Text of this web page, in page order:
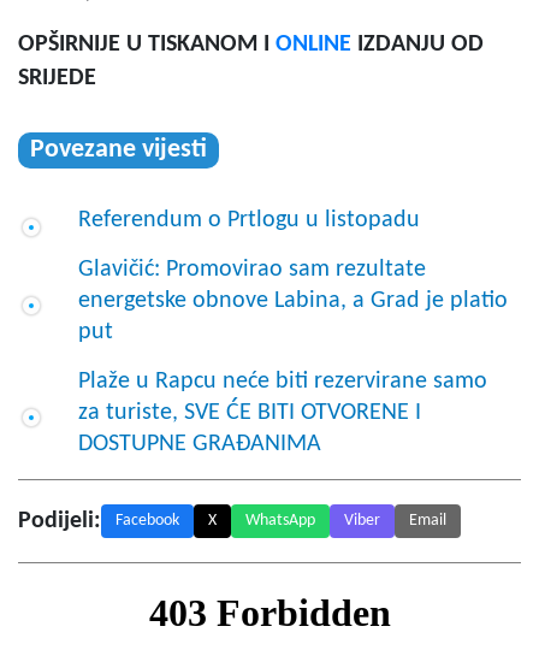
OPŠIRNIJE U TISKANOM I ONLINE IZDANJU OD
SRIJEDE
Povezane vijesti
Referendum o Prtlogu u listopadu
Glavičić: Promovirao sam rezultate
energetske obnove Labina, a Grad je platio
put
Plaže u Rapcu neće biti rezervirane samo
za turiste, SVE ĆE BITI OTVORENE I
DOSTUPNE GRAĐANIMA
Podijeli: Facebook X WhatsApp Viber Email